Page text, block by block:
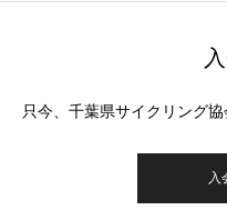
只今、千葉県サイクリング
入